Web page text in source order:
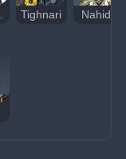
Tighnari Nahida